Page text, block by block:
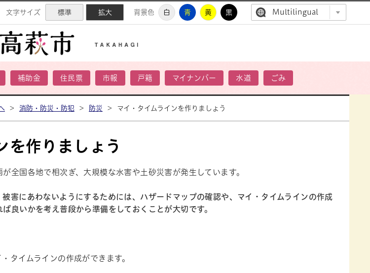
文字サイズ 標準 拡大 背景色 白 青 黄 黒 Multilingual
補助金 住民票 市報 戸籍 マイナンバー 水道 ごみ
> 消防・防災・防犯 > 防災 > マイ・タイムラインを作りましょう
を作りましょう
全国各地で相次ぎ、大規模な水害や土砂災害が発生しています。
害にあわないようにするためには、ハザードマップの確認や、マイ・タイムラインの作成
良いかを考え普段から準備をしておくことが大切です。
タイムラインの作成ができます。